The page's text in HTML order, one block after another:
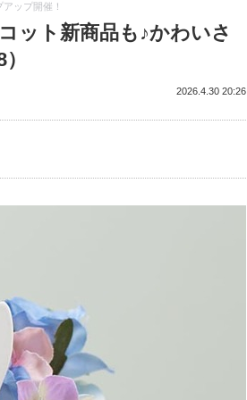
ップ開催！
ット新商品も♪かわいさ
2026.4.30 20:26